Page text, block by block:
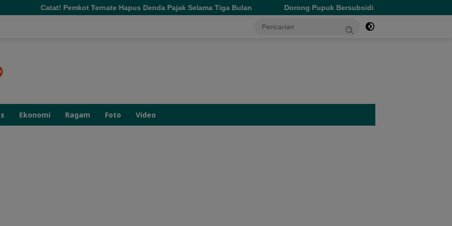
Pemkot Ternate Hapus Denda Pajak Selama Tiga Bulan Dorong Pupuk Bersubsidi Tepat Sasaran, Wagub Malut
Ekonomi Ragam Foto Video